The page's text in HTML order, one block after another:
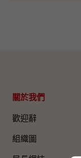
關於我們
歡迎辭
組織圖​